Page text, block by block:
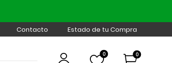
Contacto Estado de tu Compra
0 0